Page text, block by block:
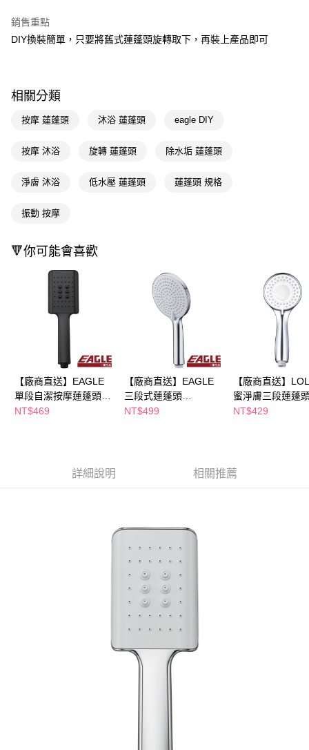
Google Pay
AFTEE先享後付
便利好安心！
２．便利：只要手機號碼，簡訊認證，即可結帳。
結帳頁面，進行簡訊認證並確認金額後，即可完成結帳。
３．收到繳費通知簡訊後14天內，點擊此簡訊中的連結，可透過四大超商／
購買商品的店家。未經商家同意取消之訂單仍視為有效，需透過AFTEE先享
後付繳納相關費用。
※ 交易是否成功請以「AFTEE先享後付 」之結帳頁面顯示為準，若有關於
是否繳費成功／繳費後需取消欲退款等相關疑問，請聯繫「AFTEE先享後付
客戶支援中心」 https://netprotections.freshdesk.com/support/home
１．透過由恩沛科技股份有限公司提供之「AFTEE先享後付」服務完成之交
易，需依本服務之必要範圍內提供個人資料，並將交易相關給付款項請求債
權轉讓予恩沛科技股份有限公司。
２．關於個人資料處理事宜，請瀏覽以下網址：
https://aftee.tw/terms/#terms3
３．未成年的使用者請事先徵得法定代理人或監護人之同意方可使用
「AFTEE先享後付」，若未經同意申辦者引起之損失，本公司不負相關責
５．嚴禁一人註冊多個帳號或使用他人資訊註冊。若發現惡意使用之情形，
運送方式
宅配(廠商直送🚚)
宅配(離島廠商直送🚚)
每筆NT$300
銷售重點
DIY換裝簡單，只要將舊式蓮蓬頭旋轉取下，再裝上產品即可
相關分類
按摩 蓮蓬頭 沐浴 蓮蓬頭 eagle DIY
按摩 沐浴 旋轉 蓮蓬頭 除水垢 蓮蓬頭
淨膚 沐浴 低水壓 蓮蓬頭 蓮蓬頭 規格
振動 按摩
🔻你可能會喜歡
【廠商直送】EAGLE
單段自潔按摩蓮蓬頭
HS170KP-黑
NT$469
【廠商直送】EAGLE
三段式蓮蓬頭
HS337WP-白
NT$499
【廠商直送】
蜜淨膚三段蓮蓬
HS332
NT$429
詳細說明 相關推薦